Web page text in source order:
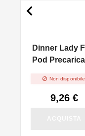
Dinner Lady
Pod
2pz
 Non
9,26 €
